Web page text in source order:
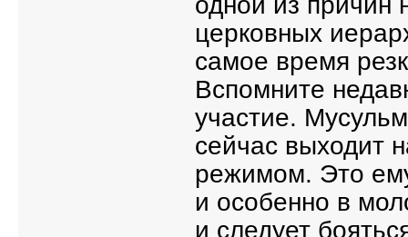
церковных
самое время
Вспомните
участие.
сейчас выходит
режимом. Это
и особенно в
и следует